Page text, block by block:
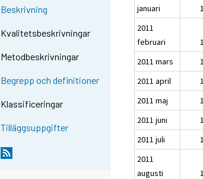
Beskrivning
Kvalitetsbeskrivningar
Metodbeskrivningar
Begrepp och definitioner
Klassificeringar
Tilläggsuppgifter
januari
2011
februari
2011 mars
2011 april
2011 maj
2011 juni
2011 juli
2011
augusti